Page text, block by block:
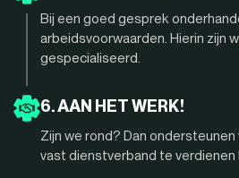
Bij een goed gesprek
arbeidsvoorwaarden. Hierin zijn
gespecialiseerd.
6. AAN HET WERK!
Zijn we rond? Dan
vast dienstverband te verdienen